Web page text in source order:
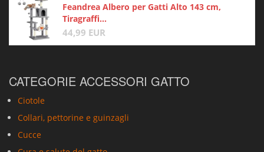
Feandrea Albero per Gatti Alto 143 cm,
Tiragraffi...
44,99 EUR
CATEGORIE ACCESSORI GATTO
Ciotole
Collari, pettorine e guinzagli
Cucce